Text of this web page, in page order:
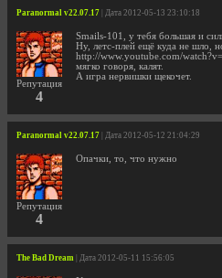
Paranormal v22.07.17 | Дата 2012-05-13 23:10:18
Репутация
4
Smails-101, у тебя большая и
Ну, летс-плей ещё куда не шло,
http://www.youtube.com/
мягко говоря, калят.
А игра нервишки щекочет.
Paranormal v22.07.17 | Дата 2012-05-12 21:04:29
Репутация
4
Опачки, то, что нужно
The Bad Dream | Дата 2012-05-11 15:56:05